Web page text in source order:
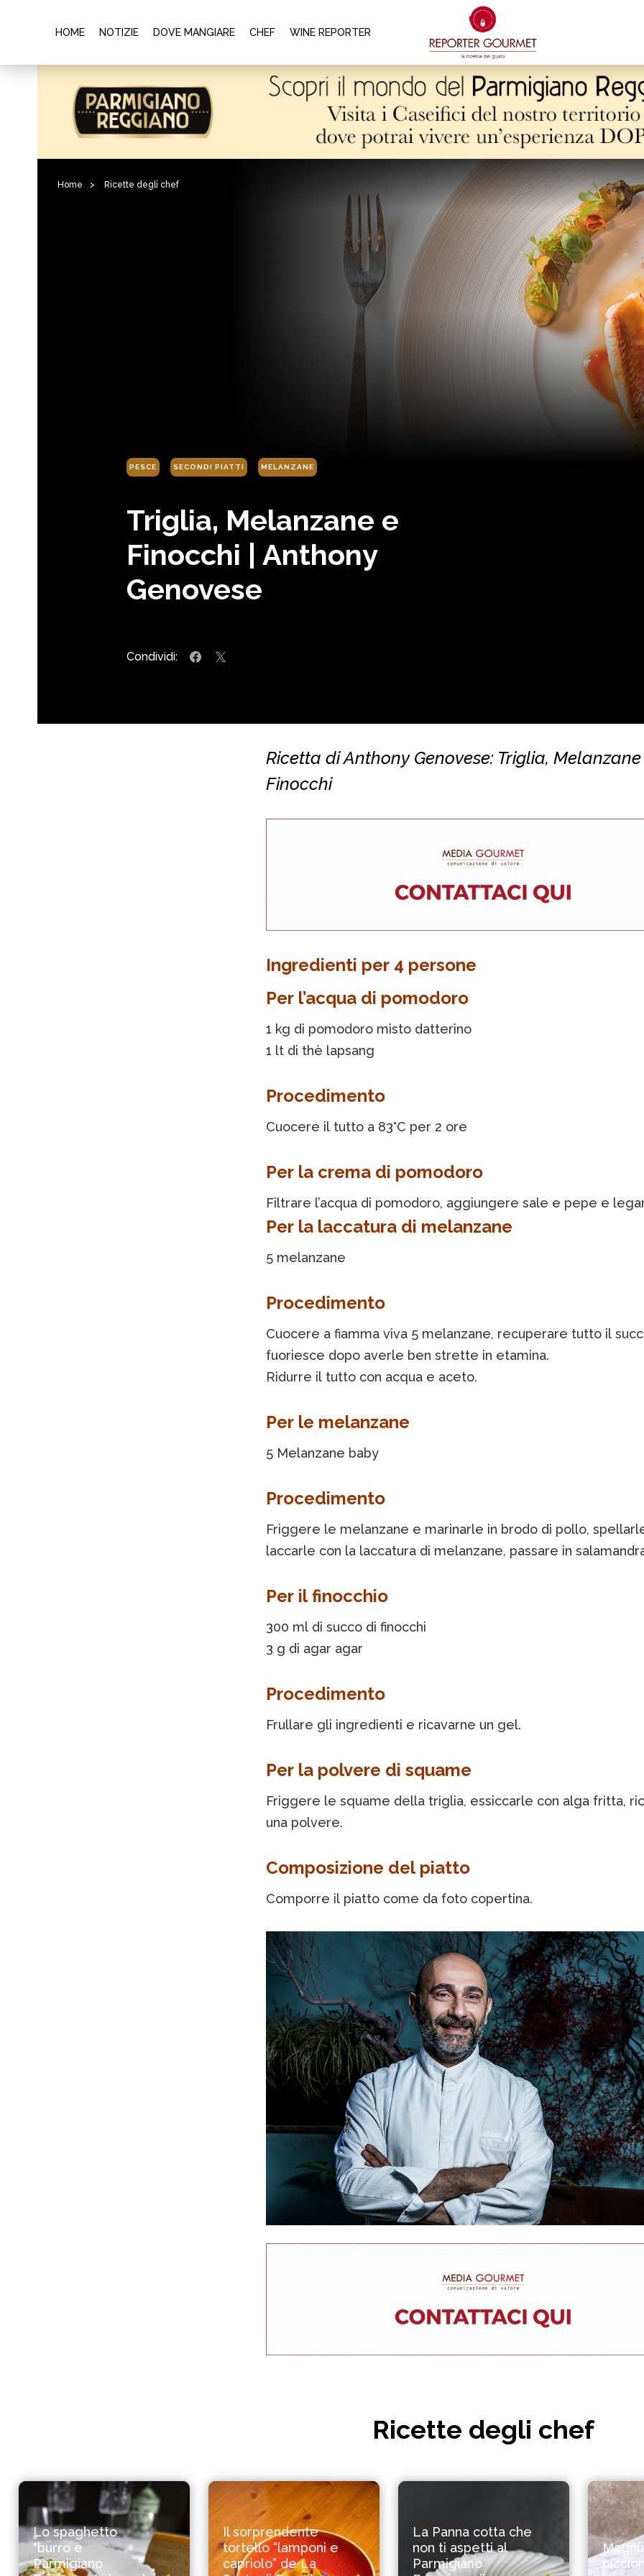
HOME NOTIZIE DOVE MANGIARE CHEF WINE REPORTER
Home > Ricette degli chef
PESCE SECONDI PIATTI MELANZANE
Triglia, Melanzane e
Finocchi | Anthony
Genovese
Condividi:
Ricetta di Anthony Genovese: Triglia, Melanzane
Finocchi
Ingredienti per 4 persone
Per l’acqua di pomodoro
1 kg di pomodoro misto datterino
1 lt di thè lapsang
Procedimento
Cuocere il tutto a 83°C per 2 ore
Per la crema di pomodoro
Filtrare l’acqua di pomodoro, aggiungere sale e pepe e
Per la laccatura di melanzane
5 melanzane
Procedimento
Cuocere a fiamma viva 5 melanzane, recuperare tutto il
fuoriesce dopo averle ben strette in etamina.
Ridurre il tutto con acqua e aceto.
Per le melanzane
5 Melanzane baby
Procedimento
Friggere le melanzane e marinarle in brodo di pollo,
laccarle con la laccatura di melanzane, passare in
Per il finocchio
300 ml di succo di finocchi
3 g di agar agar
Procedimento
Frullare gli ingredienti e ricavarne un gel.
Per la polvere di squame
Friggere le squame della triglia, essiccarle con alga fritta,
una polvere.
Composizione del piatto
Comporre il piatto come da foto copertina.
Ricette degli chef
Lo spaghetto
"burro e
Parmigiano
Il sorprendente
tortello “lamponi e
capriolo” de La
La Panna cotta che
non ti aspetti al
Parmigiano